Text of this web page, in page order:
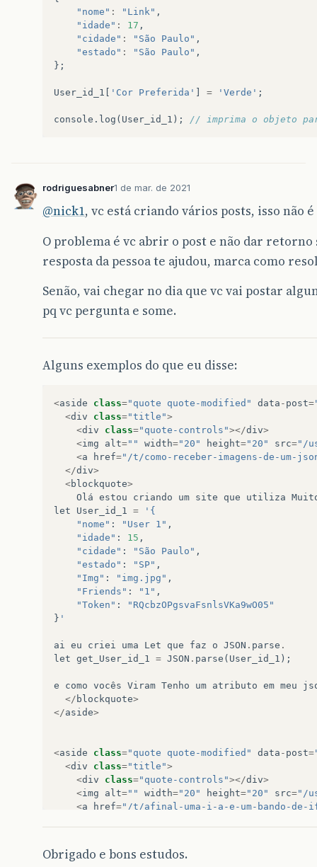
"nome" : "Link" ,
"idade" : 17 ,
"cidade" : "São Paulo" ,
"estado" : "São Paulo" ,
};
User_id_1 'Cor Preferida' = 'Verde' ;
console . log ( User_id_1 ); // imprima o objeto
rodriguesabner1 de mar. de 2021
@nick1, vc está criando vários posts, isso não
O problema é vc abrir o post e não dar
resposta da pessoa te ajudou, marca como
Senão, vai chegar no dia que vc vai postar
pq vc pergunta e some.
Alguns exemplos do que eu disse:
<aside class="quote quote-modified" data - post=
<div class="title">
<div class="quote-controls"></div>
<img alt="" width="20" height="20" src="/
<a href="/t/como-receber-imagens-de-um-
</div>
<blockquote>
Olá estou criando um site que utiliza
let
User_id_1 =
'{
"nome" : "User 1" ,
"idade" : 15 ,
"cidade" : "São Paulo" ,
"estado" : "SP" ,
"Img" : "img.jpg" ,
"Friends" : "1" ,
"Token" :
"RQcbzOPgsvaFsnlsVKa9wO05"
} '
ai eu criei uma Let que faz o JSON . parse .
let get_User_id_1 = JSON . parse ( User_id_1 );
e como vocês Viram Tenho um atributo em meu
</ blockquote>
</aside>
<aside class="quote quote-modified" data - post=
<div class="title">
<div class="quote-controls"></div>
<img alt="" width="20" height="20" src="/
<a href="/t/afinal-uma-i-a-e-um-bando-de-
olá
recentemente
< a class="lightbox" href
Obrigado e bons estudos.